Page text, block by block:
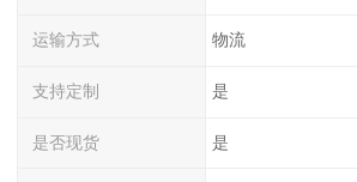
运输方式 物流
支持定制 是
是否现货 是